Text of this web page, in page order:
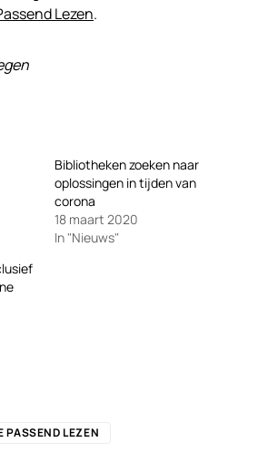
Lezen.
Bibliotheken zoeken naar
oplossingen in tijden van
corona
18 maart 2020
In "Nieuws"
PASSEND LEZEN